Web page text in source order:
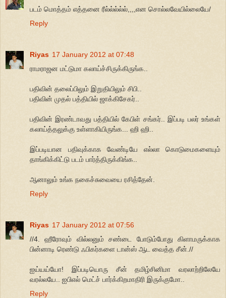
படம் மொத்தம் எத்தனை ரீல்ல்ல்ல்ல்,,,,என சொல்லவேயில்லையே/
Reply
Riyas 17 January 2012 at 07:48
ராமராஜன மட்டுமா கலாய்ச்சிருக்கிருங்க..
பதிவின் தலைப்பிலும் இறுதியிலும் சிபி..
பதிவின் முதல் பத்தியில் ஜாக்கிசேகர்..
பதிவின் இரண்டாவது பத்தியில் கேபிள் சங்கர்.. இப்படி பலர் உங்கள்
கலாய்த்தலுக்கு உள்ளாகியிருங்க... ஹி ஹி..
இப்படியான பதிவுக்காக வேண்டியே எல்லா கொடுமைகளையும்
தாங்கிக்கிட்டு படம் பார்த்திருக்கிங்க..
ஆனாலும் உங்க நகைச்சுவையை ரசித்தேன்.
Reply
Riyas 17 January 2012 at 07:56
//4. ஹீரோவும் வில்லனும் சண்டை போடும்போது கிளாமருக்காக
பின்னாடி ரெண்டு ஃபிகர்களை டான்ஸ் ஆட வைத்த சீன்.//
ஐய்யய்யோ! இப்படியொரு சீன் தமிழ்சினிமா வரலாற்றிலேயே
வரல்லயே.. ஐபிஎல் மெட்ச் பார்க்கிறமாதிரி இருக்குமோ..
Reply